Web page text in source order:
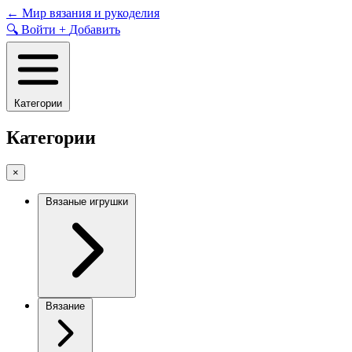
Skip
to
content
← Мир вязания и рукоделия
🔍 Войти + Добавить
Категории
Категории
×
Вязаные игрушки
Вязание